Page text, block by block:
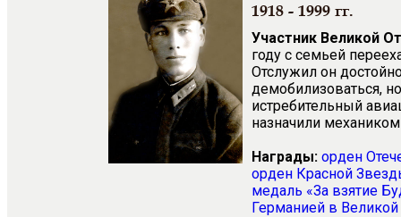
1918 - 1999 гг.
Участник Великой
году с семьей
Отслужил он
демобилизоваться,
истребительный
назначили
Награды: орден
орден Красной
медаль «За взятие
Германией в Великой